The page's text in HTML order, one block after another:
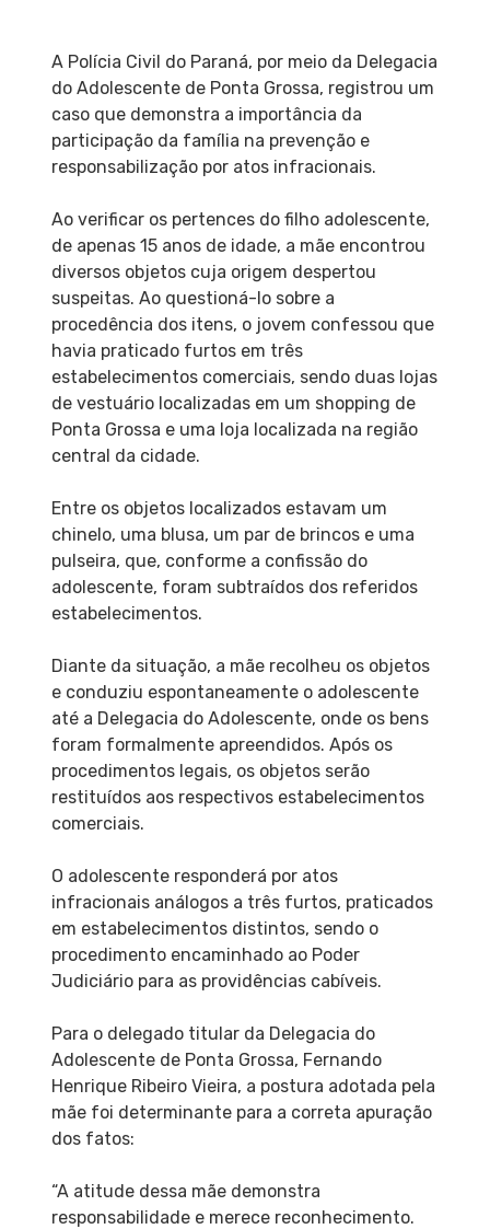
A Polícia Civil do Paraná, por meio da Delegacia
do Adolescente de Ponta Grossa, registrou um
caso que demonstra a importância da
participação da família na prevenção e
responsabilização por atos infracionais.
Ao verificar os pertences do filho adolescente,
de apenas 15 anos de idade, a mãe encontrou
diversos objetos cuja origem despertou
suspeitas. Ao questioná-lo sobre a
procedência dos itens, o jovem confessou que
havia praticado furtos em três
estabelecimentos comerciais, sendo duas lojas
de vestuário localizadas em um shopping de
Ponta Grossa e uma loja localizada na região
central da cidade.
Entre os objetos localizados estavam um
chinelo, uma blusa, um par de brincos e uma
pulseira, que, conforme a confissão do
adolescente, foram subtraídos dos referidos
estabelecimentos.
Diante da situação, a mãe recolheu os objetos
e conduziu espontaneamente o adolescente
até a Delegacia do Adolescente, onde os bens
foram formalmente apreendidos. Após os
procedimentos legais, os objetos serão
restituídos aos respectivos estabelecimentos
comerciais.
O adolescente responderá por atos
infracionais análogos a três furtos, praticados
em estabelecimentos distintos, sendo o
procedimento encaminhado ao Poder
Judiciário para as providências cabíveis.
Para o delegado titular da Delegacia do
Adolescente de Ponta Grossa, Fernando
Henrique Ribeiro Vieira, a postura adotada pela
mãe foi determinante para a correta apuração
dos fatos:
“A atitude dessa mãe demonstra
responsabilidade e merece reconhecimento.